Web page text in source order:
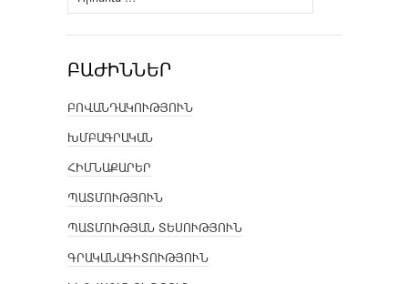
ԲԱԺԻՆՆԵՐ
ԲՈՎԱՆԴԱԿՈՒԹՅՈՒՆ
ԽՄԲԱԳՐԱԿԱՆ
ՀԻՄՆԱՔԱՐԵՐ
ՊԱՏՄՈՒԹՅՈՒՆ
ՊԱՏՄՈՒԹՅԱՆ ՏԵՍՈՒԹՅՈՒՆ
ԳՐԱԿԱՆԱԳԻՏՈՒԹՅՈՒՆ